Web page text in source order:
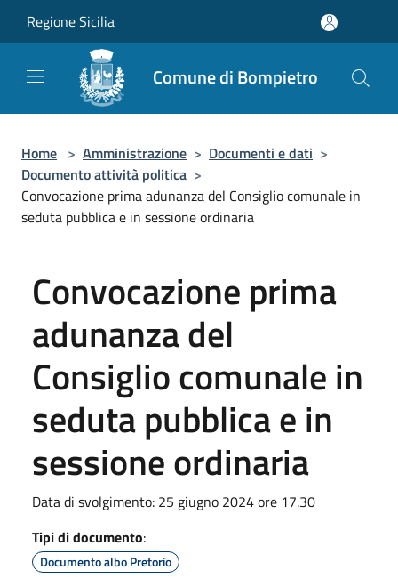
Regione Sicilia
Comune di Bompietro
Home > Amministrazione > Documenti e dati >
Documento attività politica >
Convocazione prima adunanza del Consiglio comunale in
seduta pubblica e in sessione ordinaria
Convocazione prima
adunanza del
Consiglio comunale in
seduta pubblica e in
sessione ordinaria
Data di svolgimento: 25 giugno 2024 ore 17.30
Tipi di documento:
Documento albo Pretorio